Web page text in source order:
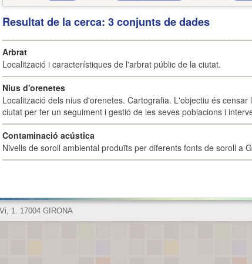
Resultat de la cerca: 3 conjunts de dades
Arbrat
Localització i característiques de l'arbrat públic de la ciutat.
Nius d'orenetes
Localització dels nius d'orenetes. Cartografia. L'objectiu és
ciutat per fer un seguiment i gestió de les seves poblacions i
Contaminació acústica
Nivells de soroll ambiental produïts per diferents fonts de soroll a
1. 17004 GIRONA